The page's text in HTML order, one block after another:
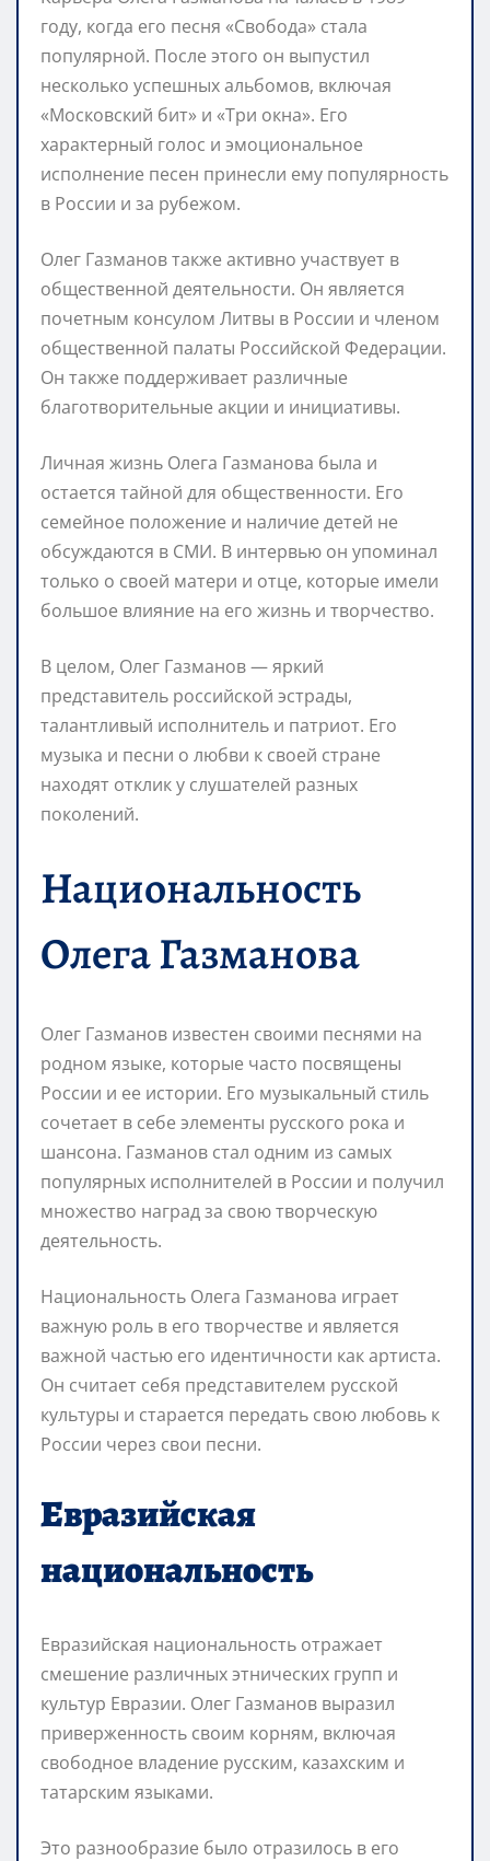
году, когда его песня «Свобода» стала
популярной. После этого он выпустил
несколько успешных альбомов, включая
«Московский бит» и «Три окна». Его
характерный голос и эмоциональное
исполнение песен принесли ему популярность
в России и за рубежом.
Олег Газманов также активно участвует в
общественной деятельности. Он является
почетным консулом Литвы в России и членом
общественной палаты Российской Федерации.
Он также поддерживает различные
благотворительные акции и инициативы.
Личная жизнь Олега Газманова была и
остается тайной для общественности. Его
семейное положение и наличие детей не
обсуждаются в СМИ. В интервью он упоминал
только о своей матери и отце, которые имели
большое влияние на его жизнь и творчество.
В целом, Олег Газманов — яркий
представитель российской эстрады,
талантливый исполнитель и патриот. Его
музыка и песни о любви к своей стране
находят отклик у слушателей разных
поколений.
Национальность
Олега Газманова
Олег Газманов известен своими песнями на
родном языке, которые часто посвящены
России и ее истории. Его музыкальный стиль
сочетает в себе элементы русского рока и
шансона. Газманов стал одним из самых
популярных исполнителей в России и получил
множество наград за свою творческую
деятельность.
Национальность Олега Газманова играет
важную роль в его творчестве и является
важной частью его идентичности как артиста.
Он считает себя представителем русской
культуры и старается передать свою любовь к
России через свои песни.
Евразийская
национальность
Евразийская национальность отражает
смешение различных этнических групп и
культур Евразии. Олег Газманов выразил
приверженность своим корням, включая
свободное владение русским, казахским и
татарским языками.
Это разнообразие было отразилось в его